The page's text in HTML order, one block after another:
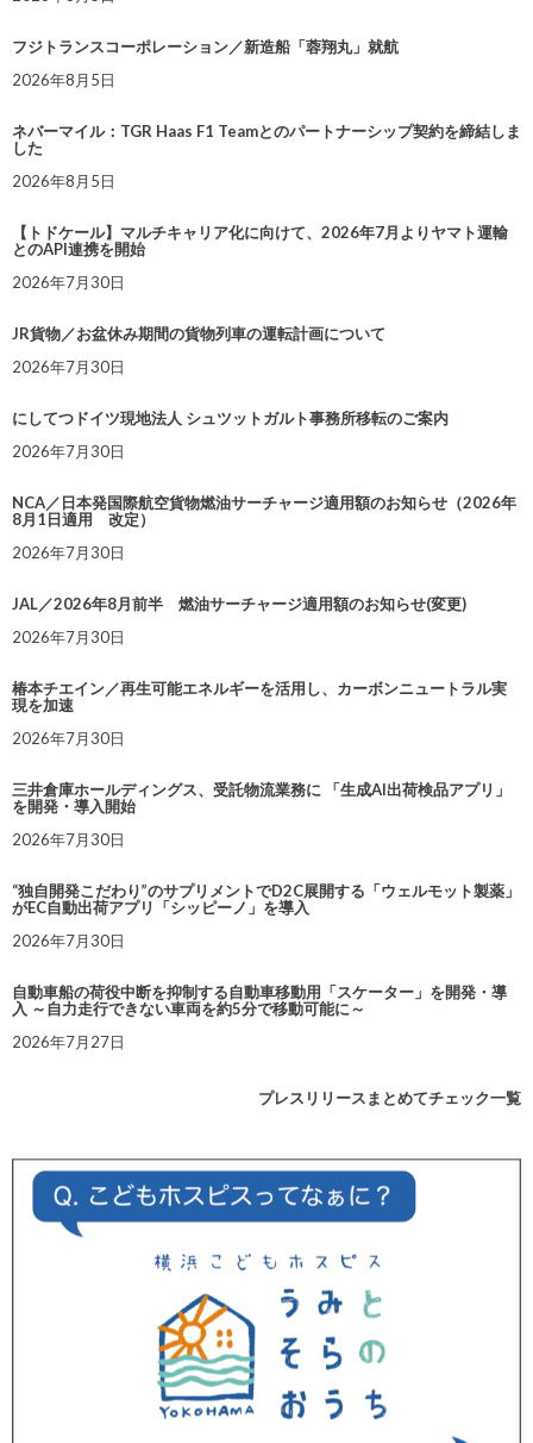
フジトランスコーポレーション／新造船「蓉翔丸」就航
2026年8月5日
ネバーマイル：TGR Haas F1 Teamとのパートナーシップ契約を締結しま
した
2026年8月5日
【トドケール】マルチキャリア化に向けて、2026年7月よりヤマト運輸
とのAPI連携を開始
2026年7月30日
JR貨物／お盆休み期間の貨物列車の運転計画について
2026年7月30日
にしてつドイツ現地法人 シュツットガルト事務所移転のご案内
2026年7月30日
NCA／日本発国際航空貨物燃油サーチャージ適用額のお知らせ（2026年
8月1日適用 改定）
2026年7月30日
JAL／2026年8月前半 燃油サーチャージ適用額のお知らせ(変更)
2026年7月30日
椿本チエイン／再生可能エネルギーを活用し、カーボンニュートラル実
現を加速
2026年7月30日
三井倉庫ホールディングス、受託物流業務に 「生成AI出荷検品アプリ」
を開発・導入開始
2026年7月30日
“独自開発こだわり”のサプリメントでD2C展開する「ウェルモット製薬」
がEC自動出荷アプリ「シッピーノ」を導入
2026年7月30日
自動車船の荷役中断を抑制する自動車移動用「スケーター」を開発・導
入 ～自力走行できない車両を約5分で移動可能に～
2026年7月27日
プレスリリースまとめてチェック一覧